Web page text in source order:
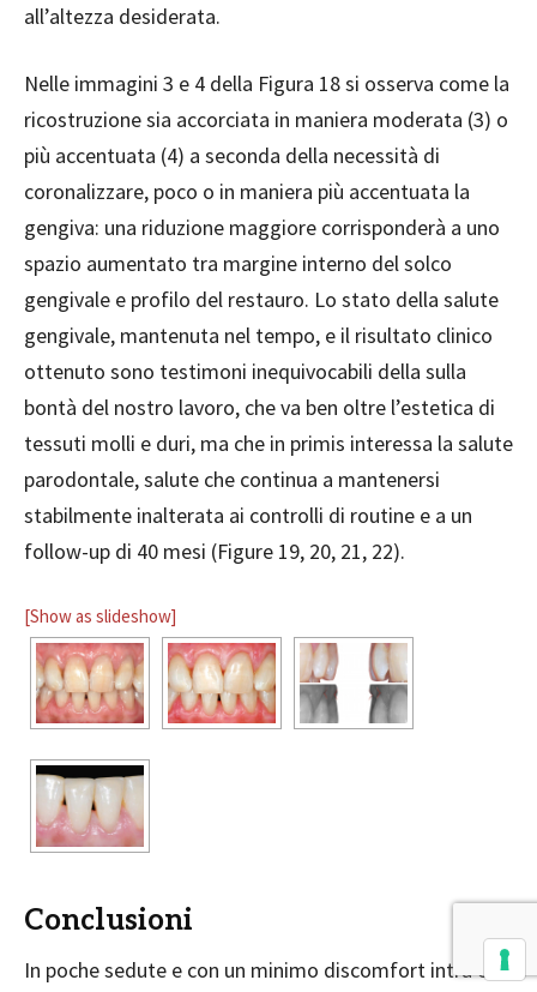
all’altezza desiderata.
Nelle immagini 3 e 4 della Figura 18 si osserva come la
ricostruzione sia accorciata in maniera moderata (3) o
più accentuata (4) a seconda della necessità di
coronalizzare, poco o in maniera più accentuata la
gengiva: una riduzione maggiore corrisponderà a uno
spazio aumentato tra margine interno del solco
gengivale e profilo del restauro. Lo stato della salute
gengivale, mantenuta nel tempo, e il risultato clinico
ottenuto sono testimoni inequivocabili della sulla
bontà del nostro lavoro, che va ben oltre l’estetica di
tessuti molli e duri, ma che in primis interessa la salute
parodontale, salute che continua a mantenersi
stabilmente inalterata ai controlli di routine e a un
follow-up di 40 mesi (Figure 19, 20, 21, 22).
[Show as slideshow]
Conclusioni
In poche sedute e con un minimo discomfort intra e